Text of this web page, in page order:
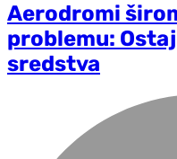
Aerodromi
problemu:
sredstva